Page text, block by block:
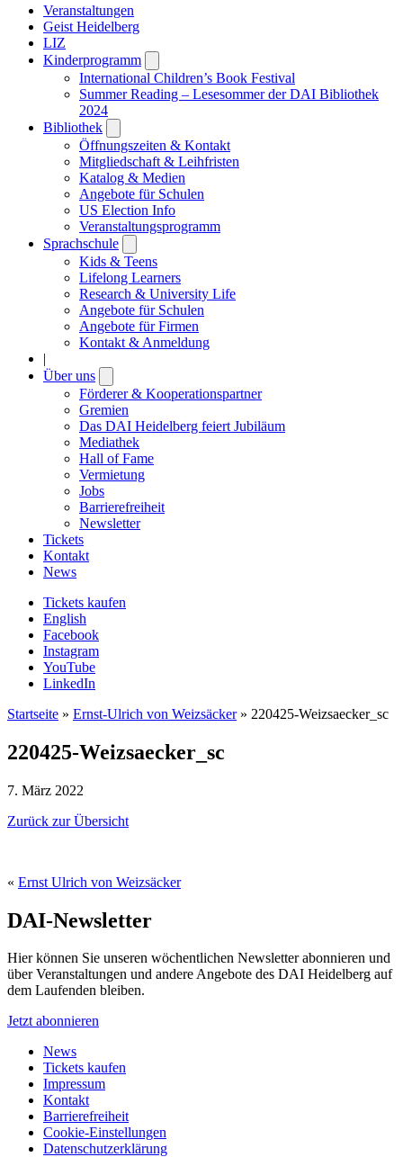
Veranstaltungen
Geist Heidelberg
LIZ
Kinderprogramm
submenu
International Children’s Book Festival
Summer Reading – Lesesommer der DAI Bibliothek
2024
Bibliothek
submenu
Öffnungszeiten & Kontakt
Mitgliedschaft & Leihfristen
Katalog & Medien
Angebote für Schulen
US Election Info
Veranstaltungsprogramm
Sprachschule
submenu
Kids & Teens
Lifelong Learners
Research & University Life
Angebote für Schulen
Angebote für Firmen
Kontakt & Anmeldung
|
Über uns
submenu
Förderer & Kooperationspartner
Gremien
Das DAI Heidelberg feiert Jubiläum
Mediathek
Hall of Fame
Vermietung
Jobs
Barrierefreiheit
Newsletter
Tickets
Kontakt
News
Tickets kaufen
English
Facebook
Instagram
YouTube
LinkedIn
Startseite » Ernst-Ulrich von Weizsäcker» 220425-Weizsaecker_sc
220425-Weizsaecker_sc
7. März 2022
Zurück zur Übersicht
« Ernst Ulrich von Weizsäcker
DAI-Newsletter
Hier können Sie unseren wöchentlichen Newsletter abonnieren und
über Veranstaltungen und andere Angebote des DAI Heidelberg auf
dem Laufenden bleiben.
Jetzt abonnieren
News
Tickets kaufen
Impressum
Kontakt
Barrierefreiheit
Cookie-Einstellungen
Datenschutzerklärung